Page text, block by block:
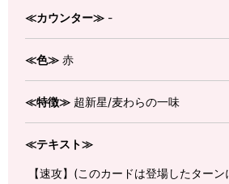
≪カウンター≫ -
≪色≫ 赤
≪特徴≫ 超新星/麦わらの一味
≪テキスト≫
【速攻】(このカードは登場したター